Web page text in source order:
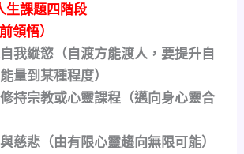
生課題四階段
領悟）
我縱慾（自渡方能渡人，要提升自
量到某種程度）
持宗教或心靈課程（邁向身心靈合
慈悲（由有限心靈趨向無限可能）